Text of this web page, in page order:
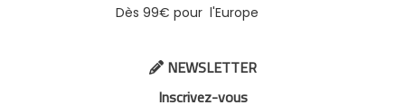
Dès 99€ pour l'Europe
NEWSLETTER
Inscrivez-vous